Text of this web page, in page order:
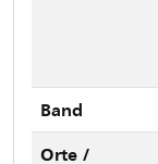
Band
Orte /